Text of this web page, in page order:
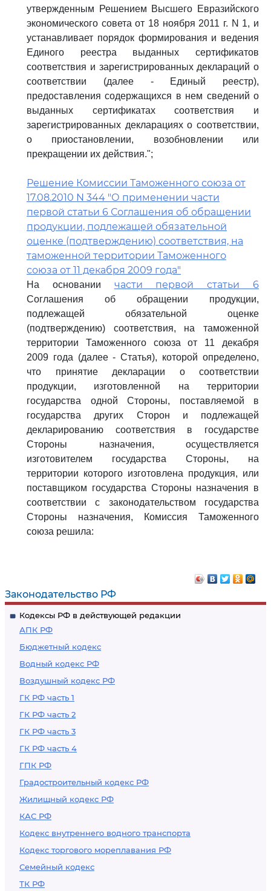
Законодательство РФ
Кодексы РФ в действующей редакции
АПК РФ
Бюджетный кодекс
Водный кодекс РФ
Воздушный кодекс РФ
ГК РФ часть 1
ГК РФ часть 2
ГК РФ часть 3
ГК РФ часть 4
ГПК РФ
Градостроительный кодекс РФ
Жилищный кодекс РФ
КАС РФ
Кодекс внутреннего водного транспорта
Кодекс торгового мореплавания РФ
Семейный кодекс
ТК РФ
утвержденным Решением Высшего Евразийского
экономического совета от 18 ноября 2011 г. N 1, и
устанавливает порядок формирования и ведения
Единого реестра выданных сертификатов
соответствия и зарегистрированных деклараций о
соответствии (далее - Единый реестр),
предоставления содержащихся в нем сведений о
выданных сертификатах соответствия и
зарегистрированных декларациях о соответствии,
о приостановлении, возобновлении или
прекращении их действия.";
Решение Комиссии Таможенного союза от
17.08.2010 N 344 "О применении части
первой статьи 6 Соглашения об обращении
продукции, подлежащей обязательной
оценке (подтверждению) соответствия, на
таможенной территории Таможенного
союза от 11 декабря 2009 года"
На основании части первой статьи 6
Соглашения об обращении продукции,
подлежащей обязательной оценке
(подтверждению) соответствия, на таможенной
территории Таможенного союза от 11 декабря
2009 года (далее - Статья), которой определено,
что принятие декларации о соответствии
продукции, изготовленной на территории
государства одной Стороны, поставляемой в
государства других Сторон и подлежащей
декларированию соответствия в государстве
Стороны назначения, осуществляется
изготовителем государства Стороны, на
территории которого изготовлена продукция, или
поставщиком государства Стороны назначения в
соответствии с законодательством государства
Стороны назначения, Комиссия Таможенного
союза решила: